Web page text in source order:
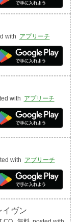
with アプリーチ
with アプリーチ
with アプリーチ
イヴン